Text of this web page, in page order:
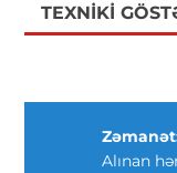
TEXNIKI
Alınan